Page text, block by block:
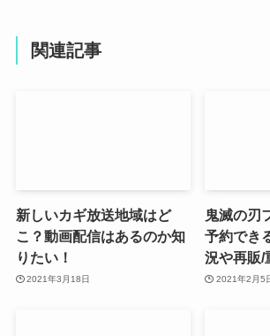
関連記事
新しいカギ放送地域はど
こ？動画配信はあるのか知
りたい！
2021年3月18日
鬼滅の刃
予約でき
況や再販/
2021年2月5